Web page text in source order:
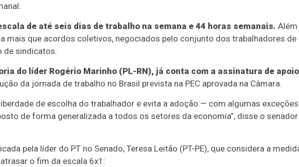
de até seis dias de trabalho na semana e 44 horas semanais. Além
mais que acordos coletivos, negociados pelo conjunto dos trabalhadores de
de sindicatos.
do líder Rogério Marinho (PL-RN), já conta com a assinatura de
da jornada de trabalho no Brasil prevista na PEC aprovada na Câmara.
de escolha do trabalhador e evita a adoção — com algumas
de forma generalizada a todos os setores da economia”, disse o senador
pela líder do PT no Senado, Teresa Leitão (PT-PE), que considera a
o fim da escala 6x1: